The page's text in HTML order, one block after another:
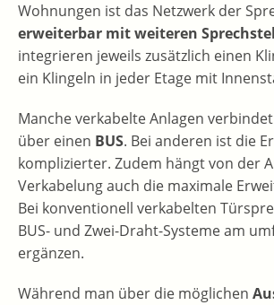
Wohnungen ist das Netzwerk der
erweiterbar mit weiteren
integrieren jeweils zusätzlich einen
ein Klingeln in jeder Etage mit
Manche verkabelte Anlagen
über einen BUS. Bei anderen ist die
komplizierter. Zudem hängt von der
Verkabelung auch die maximale
Bei konventionell verkabelten
BUS- und Zwei-Draht-Systeme am
ergänzen.
Während man über die möglichen